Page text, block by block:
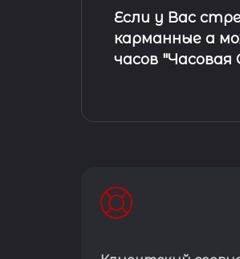
Если у Вас
карманные а
часов